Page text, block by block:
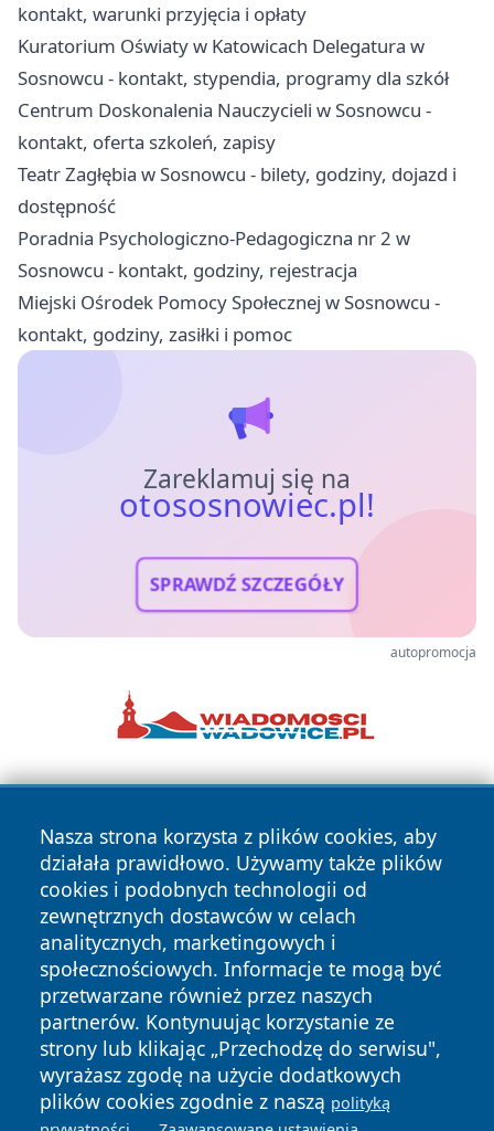
kontakt, warunki przyjęcia i opłaty
Kuratorium Oświaty w Katowicach Delegatura w
Sosnowcu - kontakt, stypendia, programy dla szkół
Centrum Doskonalenia Nauczycieli w Sosnowcu -
kontakt, oferta szkoleń, zapisy
Teatr Zagłębia w Sosnowcu - bilety, godziny, dojazd i
dostępność
Poradnia Psychologiczno-Pedagogiczna nr 2 w
Sosnowcu - kontakt, godziny, rejestracja
Miejski Ośrodek Pomocy Społecznej w Sosnowcu -
kontakt, godziny, zasiłki i pomoc
Zareklamuj się na
otososnowiec.pl!
SPRAWDŹ SZCZEGÓŁY
autopromocja
Nasza strona korzysta z plików cookies, aby
działała prawidłowo. Używamy także plików
cookies i podobnych technologii od
zewnętrznych dostawców w celach
analitycznych, marketingowych i
społecznościowych. Informacje te mogą być
przetwarzane również przez naszych
partnerów. Kontynuując korzystanie ze
strony lub klikając „Przechodzę do serwisu",
wyrażasz zgodę na użycie dodatkowych
plików cookies zgodnie z naszą polityką
Copyright © 2026 otososnowiec.pl Wszystkie prawa
zastrzeżone.
News Autorzy
Polityka
Prywatności
Polityka
Cookies